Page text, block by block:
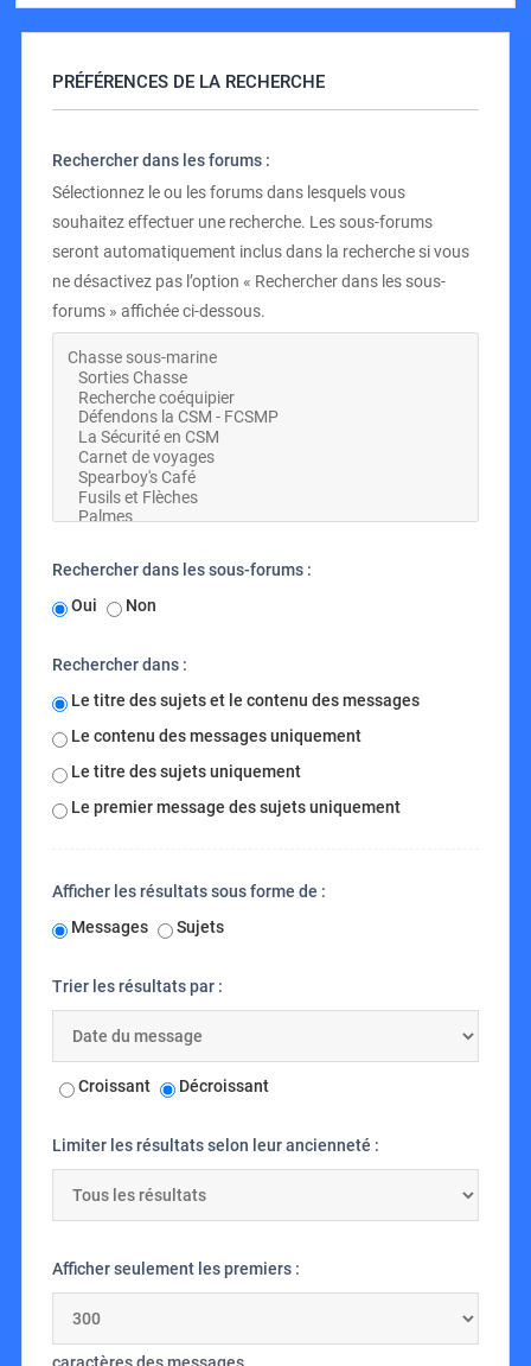
PRÉFÉRENCES DE LA RECHERCHE
Rechercher dans les forums :
Sélectionnez le ou les forums dans lesquels vous
souhaitez effectuer une recherche. Les sous-forums
seront automatiquement inclus dans la recherche si vous
ne désactivez pas l’option « Rechercher dans les sous-
forums » affichée ci-dessous.
Rechercher dans les sous-forums :
Oui
Non
Rechercher dans :
Le titre des sujets et le contenu des messages
Le contenu des messages uniquement
Le titre des sujets uniquement
Le premier message des sujets uniquement
Afficher les résultats sous forme de :
Messages
Sujets
Trier les résultats par :
Croissant Décroissant
Limiter les résultats selon leur ancienneté :
Afficher seulement les premiers :